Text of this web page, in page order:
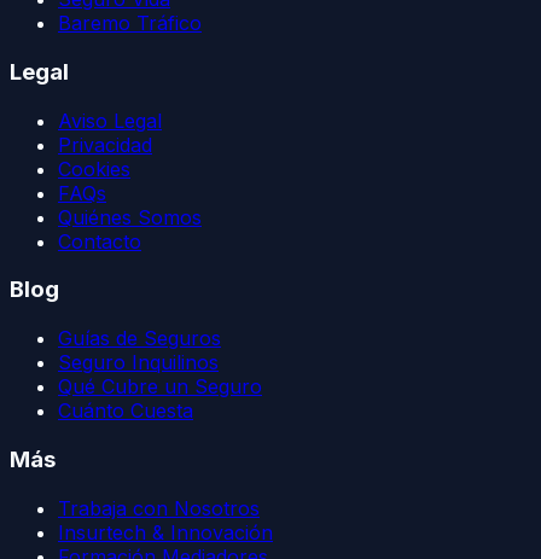
Baremo Tráfico
Legal
Aviso Legal
Privacidad
Cookies
FAQs
Quiénes Somos
Contacto
Blog
Guías de Seguros
Seguro Inquilinos
Qué Cubre un Seguro
Cuánto Cuesta
Más
Trabaja con Nosotros
Insurtech & Innovación